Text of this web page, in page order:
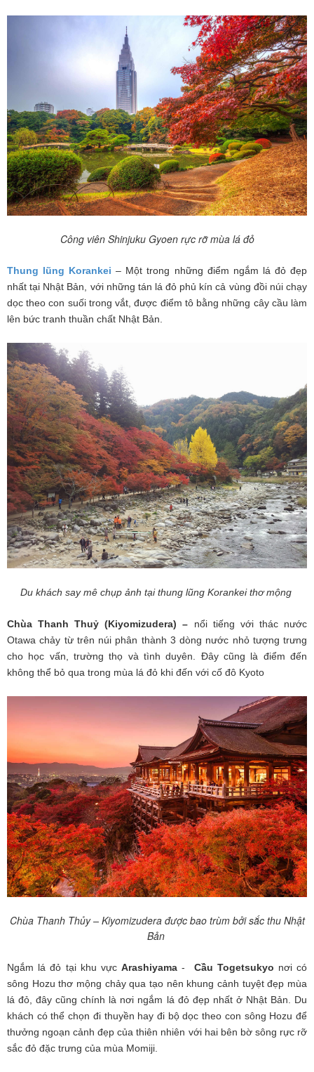
Công viên Shinjuku Gyoen rực rỡ mùa lá đỏ
Thung lũng Korankei – Một trong những điểm ngắm lá đỏ đẹp
nhất tại Nhật Bản, với những tán lá đỏ phủ kín cả vùng đồi núi chạy
dọc theo con suối trong vắt, được điểm tô bằng những cây cầu làm
lên bức tranh thuần chất Nhật Bản.
Du khách say mê chụp ảnh tại thung lũng Korankei thơ mộng
Chùa Thanh Thuỷ (Kiyomizudera) – nổi tiếng với thác nước
Otawa chảy từ trên núi phân thành 3 dòng nước nhỏ tượng trưng
cho học vấn, trường thọ và tình duyên. Đây cũng là điểm đến
không thể bỏ qua trong mùa lá đỏ khi đến với cố đô Kyoto
Chùa Thanh Thủy – Kiyomizudera được bao trùm bởi sắc thu Nhật
Bản
Ngắm lá đỏ tại khu vực Arashiyama- Cầu Togetsukyo nơi có
sông Hozu thơ mộng chảy qua tạo nên khung cảnh tuyệt đẹp mùa
lá đỏ, đây cũng chính là nơi ngắm lá đỏ đẹp nhất ở Nhật Bản. Du
khách có thể chọn đi thuyền hay đi bộ dọc theo con sông Hozu để
thưởng ngoạn cảnh đẹp của thiên nhiên với hai bên bờ sông rực rỡ
sắc đỏ đặc trưng của mùa Momiji.